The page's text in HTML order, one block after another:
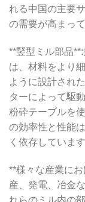
れる中国の主要
の需要が高まって
**竪型ミル部品
は、材料をより
ように設計され
ターによって駆
粉砕テーブルを
の効率性と性能
く依存しています
**様々な産業に
産、発電、冶金
れらのミル内の